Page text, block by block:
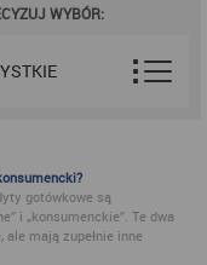
WYBÓR:
gotówkowe są
i „konsumenckie”. Te dwa
mają zupełnie inne